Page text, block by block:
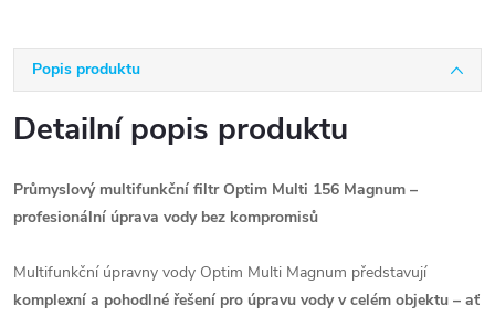
Popis produktu
Detailní popis produktu
Průmyslový multifunkční filtr Optim Multi 156 Magnum –
profesionální úprava vody bez kompromisů
Multifunkční úpravny vody Optim Multi Magnum představují
komplexní a pohodlné řešení pro úpravu vody v celém objektu – ať